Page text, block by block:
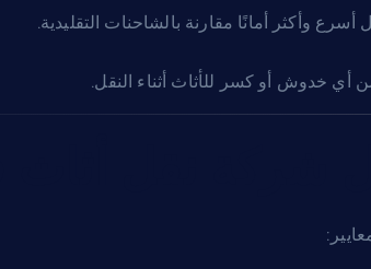
وأكثر أمانًا مقارنة بالشاحنات التقليدية.
أي خدوش أو كسر للأثاث أثناء النقل.